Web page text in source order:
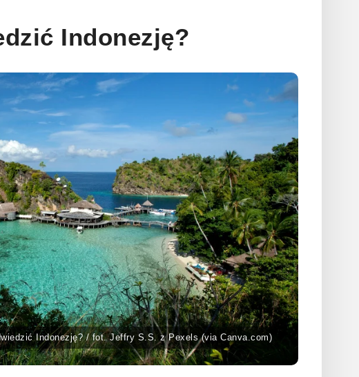
Indonezję?
Indonezję? / fot. Jeffry S.S. z Pexels (via Canva.com)